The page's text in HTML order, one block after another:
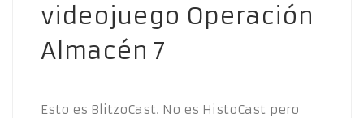
videojuego Operación
Almacén 7
Esto es BlitzoCast. No es HistoCast pero